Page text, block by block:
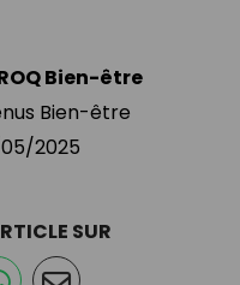
Bien-être
Bien-être
2025
SUR